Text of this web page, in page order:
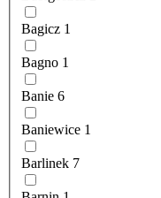
Bagicz 1
Bagno 1
Banie 6
Baniewice 1
Barlinek 7